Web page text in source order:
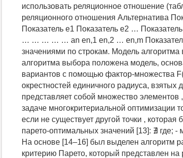
использовать реляционное отношение
реляционного отношения Альтернатива
Показатель e1 Показатель e2 …
… … … … … an en,1 en,2 … en,m Показатели
значениями по строкам. Модель
алгоритма выбора положена модель,
вариантов с помощью фактор-множества
окрестностей единичного радиуса, взятых
представляет собой множество
задаче многокритериальной оптимизации
если не существует другой точки ,
парето-оптимальных значений [13]: ∄ где;
На основе [14–16] был выделен алгоритм
критерию Парето, который представлен